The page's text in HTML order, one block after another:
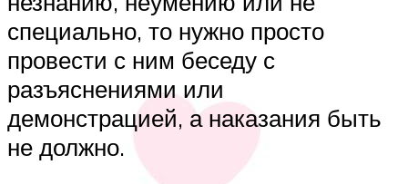
специально, то нужно просто
провести с ним беседу с
разъяснениями или
демонстрацией, а наказания быть
не должно.